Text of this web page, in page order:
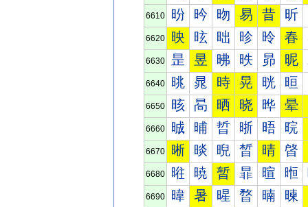
6610 昐 昑 昒 易 昔 昕
6620 映 昡 昢 昣 昤 春
6630 昰 昱 昲 昳 昴 昵
6640 晀 晁 時 晃 晄 晅
6650 晐 晑 晒 晓 晔 晕
6660 晠 晡 晢 晣 晤 晥
6670 晰 晱 晲 晳 晴 晵
6680 暀 暁 暂 暃 暄 暅
6690 暐 暑 暒 暓 暔 暕